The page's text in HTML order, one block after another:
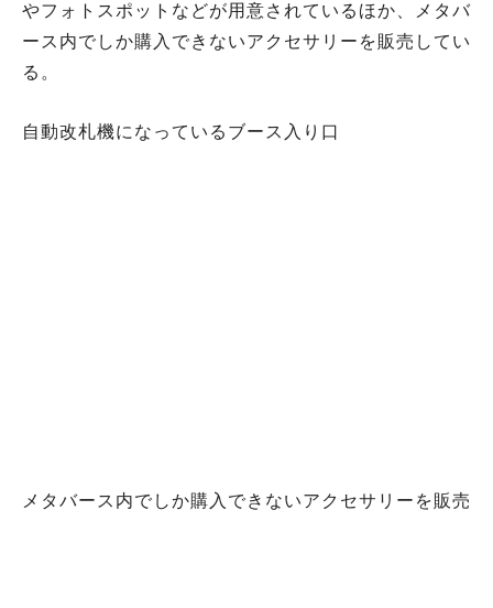
やフォトスポットなどが用意されているほか、メタバ
ース内でしか購入できないアクセサリーを販売してい
る。
自動改札機になっているブース入り口
メタバース内でしか購入できないアクセサリーを販売